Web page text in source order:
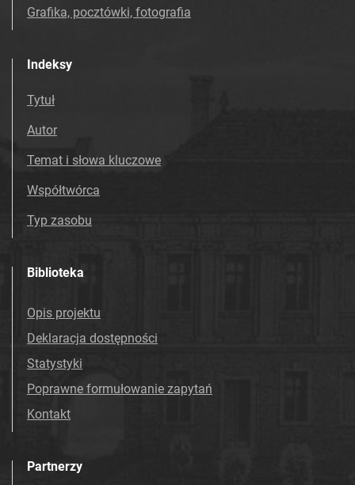
Grafika, pocztówki, fotografia
Indeksy
Tytuł
Autor
Temat i słowa kluczowe
Współtwórca
Typ zasobu
Biblioteka
Opis projektu
Deklaracja dostępności
Statystyki
Poprawne formułowanie zapytań
Kontakt
Partnerzy